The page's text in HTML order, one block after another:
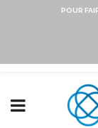
POUR